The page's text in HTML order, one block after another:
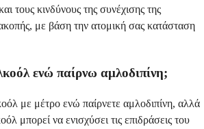
τους κινδύνους της συνέχισης της
με βάση την ατομική σας κατάσταση
ενώ παίρνω αμλοδιπίνη;
με μέτρο ενώ παίρνετε αμλοδιπίνη, αλλά
μπορεί να ενισχύσει τις επιδράσεις του